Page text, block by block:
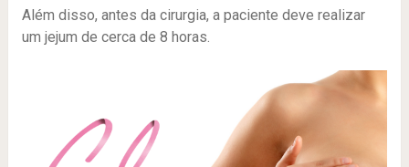
Além disso, antes da cirurgia, a paciente deve realizar
um jejum de cerca de 8 horas.